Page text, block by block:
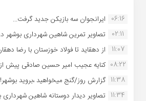
06:16 ایرانجوان سه بازیکن جدید گرفت...
02:11
تصاویر تمرین شاهین شهردارى بوشهر
11:07
از دهقاید تا فولاد خوزستان با رضا
08:22 کنایه عجیب امیر حسین صادقی پیش
11:38 گزارش روز/گنج میخواهید ،بروید
11:34 تصاویر دیدار دوستانه شاهین